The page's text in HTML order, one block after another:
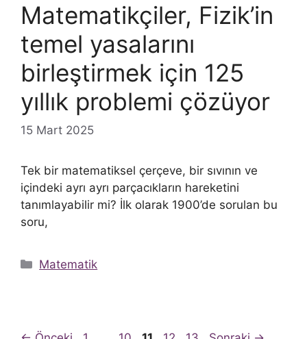
Matematikçiler, Fizik’in
temel yasalarını
birleştirmek için 125
yıllık problemi çözüyor
15 Mart 2025
Tek bir matematiksel çerçeve, bir sıvının ve
içindeki ayrı ayrı parçacıkların hareketini
tanımlayabilir mi? İlk olarak 1900’de sorulan bu
soru,
Kategoriler
Matematik